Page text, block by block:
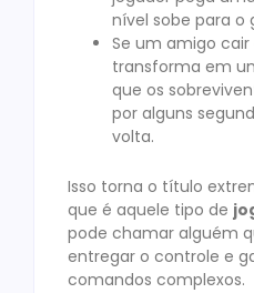
nível sobe para o
Se um amigo
transforma em
que os
por alguns
volta.
Isso torna o título
que é aquele tipo de
pode chamar alguém
entregar o controle e
comandos complexos.